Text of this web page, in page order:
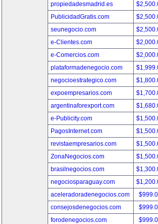
propiedadesmadrid.es
PublicidadGratis.com
seunegocio.com
e-Clientes.com
e-Comercios.com
plataformadenegocio.com
negocioestrategico.com
expoempresarios.com
argentinaforexport.com
e-Publicity.com
PagosInternet.com
revistaempresarios.com
ZonaNegocios.com
brasilnegocios.com
negociosparaguay.com
aceleradoradenegocios.com
consejosdenegocios.com
forodenegocios.com